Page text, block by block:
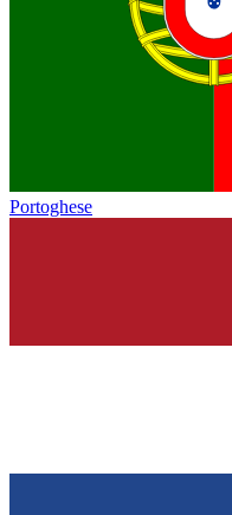
Portoghese